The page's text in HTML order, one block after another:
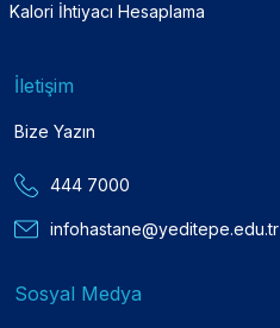
Kalori İhtiyacı Hesaplama
İletişim
Bize Yazın
444 7000
infohastane@yeditepe.edu.tr
Sosyal Medya